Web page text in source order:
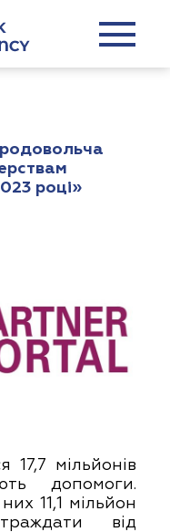
році»
17,7 мільйонів
допомоги.
11,1 мільйон
від